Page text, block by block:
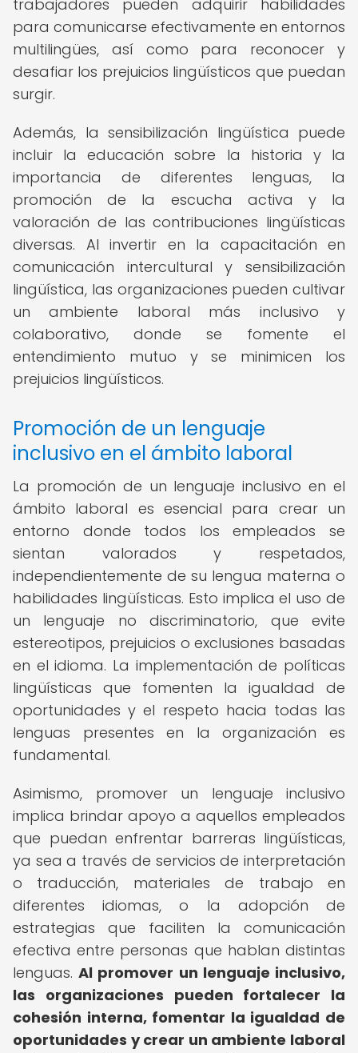
trabajadores pueden adquirir habilidades
para comunicarse efectivamente en entornos
multilingües, así como para reconocer y
desafiar los prejuicios lingüísticos que puedan
surgir.
Además, la sensibilización lingüística puede
incluir la educación sobre la historia y la
importancia de diferentes lenguas, la
promoción de la escucha activa y la
valoración de las contribuciones lingüísticas
diversas. Al invertir en la capacitación en
comunicación intercultural y sensibilización
lingüística, las organizaciones pueden cultivar
un ambiente laboral más inclusivo y
colaborativo, donde se fomente el
entendimiento mutuo y se minimicen los
prejuicios lingüísticos.
Promoción de un lenguaje
inclusivo en el ámbito laboral
La promoción de un lenguaje inclusivo en el
ámbito laboral es esencial para crear un
entorno donde todos los empleados se
sientan valorados y respetados,
independientemente de su lengua materna o
habilidades lingüísticas. Esto implica el uso de
un lenguaje no discriminatorio, que evite
estereotipos, prejuicios o exclusiones basadas
en el idioma. La implementación de políticas
lingüísticas que fomenten la igualdad de
oportunidades y el respeto hacia todas las
lenguas presentes en la organización es
fundamental.
Asimismo, promover un lenguaje inclusivo
implica brindar apoyo a aquellos empleados
que puedan enfrentar barreras lingüísticas,
ya sea a través de servicios de interpretación
o traducción, materiales de trabajo en
diferentes idiomas, o la adopción de
estrategias que faciliten la comunicación
efectiva entre personas que hablan distintas
lenguas.Al promover un lenguaje inclusivo,
las organizaciones pueden fortalecer la
cohesión interna, fomentar la igualdad de
oportunidades y crear un ambiente laboral